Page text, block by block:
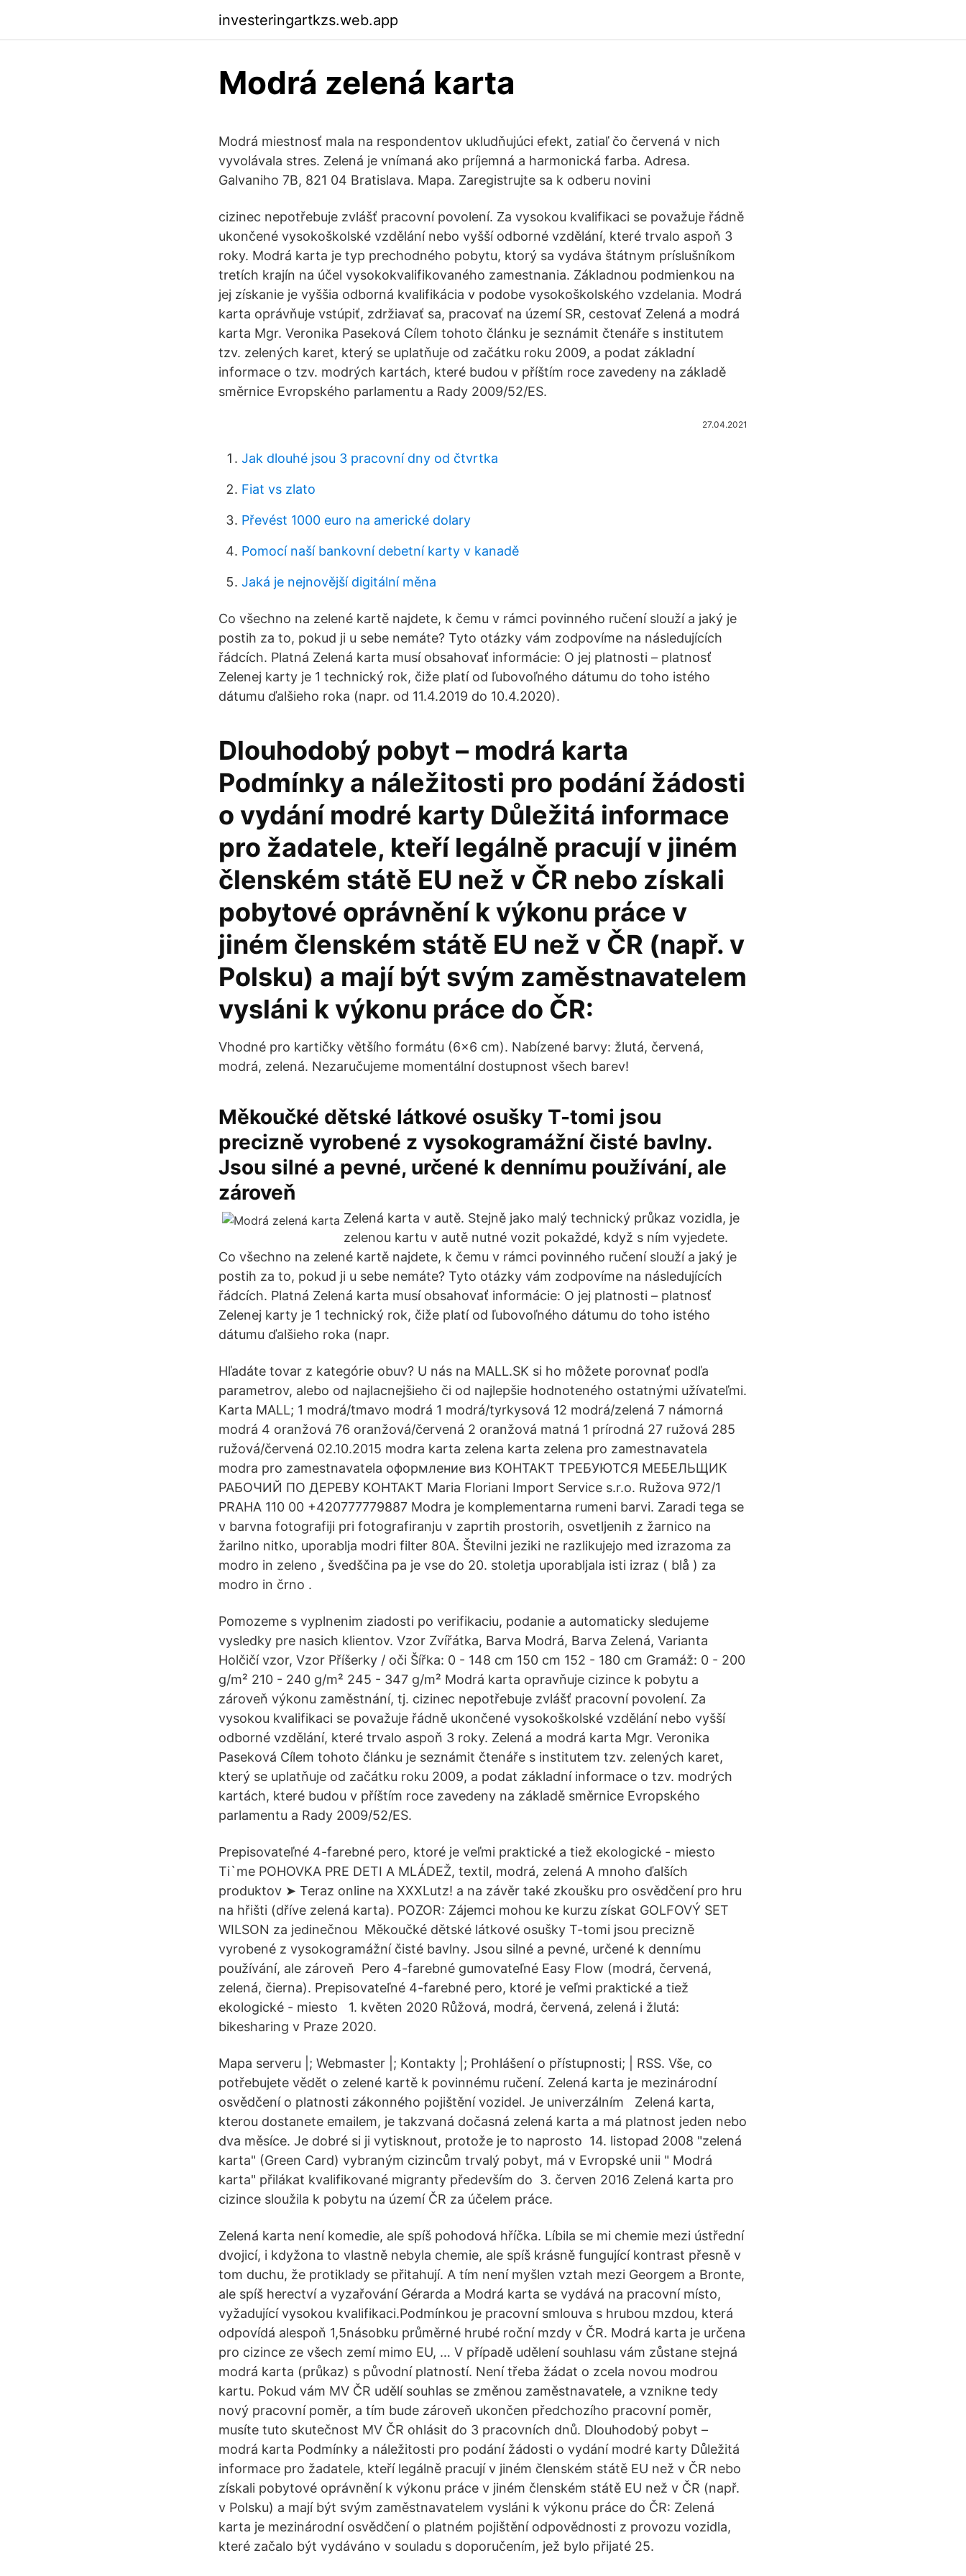
investeringartkzs.web.app
Modrá zelená karta
Modrá miestnosť mala na respondentov ukludňujúci efekt, zatiaľ čo červená v nich
vyvolávala stres. Zelená je vnímaná ako príjemná a harmonická farba. Adresa.
Galvaniho 7B, 821 04 Bratislava. Mapa. Zaregistrujte sa k odberu novini
cizinec nepotřebuje zvlášť pracovní povolení. Za vysokou kvalifikaci se považuje řádně
ukončené vysokoškolské vzdělání nebo vyšší odborné vzdělání, které trvalo aspoň 3
roky. Modrá karta je typ prechodného pobytu, ktorý sa vydáva štátnym príslušníkom
tretích krajín na účel vysokokvalifikovaného zamestnania. Základnou podmienkou na
jej získanie je vyššia odborná kvalifikácia v podobe vysokoškolského vzdelania. Modrá
karta oprávňuje vstúpiť, zdržiavať sa, pracovať na území SR, cestovať Zelená a modrá
karta Mgr. Veronika Paseková Cílem tohoto článku je seznámit čtenáře s institutem
tzv. zelených karet, který se uplatňuje od začátku roku 2009, a podat základní
informace o tzv. modrých kartách, které budou v příštím roce zavedeny na základě
směrnice Evropského parlamentu a Rady 2009/52/ES.
27.04.2021
Jak dlouhé jsou 3 pracovní dny od čtvrtka
Fiat vs zlato
Převést 1000 euro na americké dolary
Pomocí naší bankovní debetní karty v kanadě
Jaká je nejnovější digitální měna
Co všechno na zelené kartě najdete, k čemu v rámci povinného ručení slouží a jaký je
postih za to, pokud ji u sebe nemáte? Tyto otázky vám zodpovíme na následujících
řádcích. Platná Zelená karta musí obsahovať informácie: O jej platnosti – platnosť
Zelenej karty je 1 technický rok, čiže platí od ľubovoľného dátumu do toho istého
dátumu ďalšieho roka (napr. od 11.4.2019 do 10.4.2020).
Dlouhodobý pobyt – modrá karta
Podmínky a náležitosti pro podání žádosti
o vydání modré karty Důležitá informace
pro žadatele, kteří legálně pracují v jiném
členském státě EU než v ČR nebo získali
pobytové oprávnění k výkonu práce v
jiném členském státě EU než v ČR (např. v
Polsku) a mají být svým zaměstnavatelem
vysláni k výkonu práce do ČR:
Vhodné pro kartičky většího formátu (6x6 cm). Nabízené barvy: žlutá, červená,
modrá, zelená. Nezaručujeme momentální dostupnost všech barev!
Měkoučké dětské látkové osušky T-tomi jsou
precizně vyrobené z vysokogramážní čisté bavlny.
Jsou silné a pevné, určené k dennímu používání, ale
zároveň
Zelená karta v autě. Stejně jako malý technický průkaz vozidla, je
zelenou kartu v autě nutné vozit pokaždé, když s ním vyjedete.
Co všechno na zelené kartě najdete, k čemu v rámci povinného ručení slouží a jaký je
postih za to, pokud ji u sebe nemáte? Tyto otázky vám zodpovíme na následujících
řádcích. Platná Zelená karta musí obsahovať informácie: O jej platnosti – platnosť
Zelenej karty je 1 technický rok, čiže platí od ľubovoľného dátumu do toho istého
dátumu ďalšieho roka (napr.
Hľadáte tovar z kategórie obuv? U nás na MALL.SK si ho môžete porovnať podľa
parametrov, alebo od najlacnejšieho či od najlepšie hodnoteného ostatnými užívateľmi.
Karta MALL; 1 modrá/tmavo modrá 1 modrá/tyrkysová 12 modrá/zelená 7 námorná
modrá 4 oranžová 76 oranžová/červená 2 oranžová matná 1 prírodná 27 ružová 285
ružová/červená 02.10.2015 modra karta zelena karta zelena pro zamestnavatela
modra pro zamestnavatela оформление виз КОНТАКТ ТРЕБУЮТСЯ МЕБЕЛЬЩИК
РАБОЧИЙ ПО ДЕРЕВУ КОНТАКТ Maria Floriani Import Service s.r.o. Ružova 972/1
PRAHA 110 00 +420777779887 Modra je komplementarna rumeni barvi. Zaradi tega se
v barvna fotografiji pri fotografiranju v zaprtih prostorih, osvetljenih z žarnico na
žarilno nitko, uporablja modri filter 80A. Številni jeziki ne razlikujejo med izrazoma za
modro in zeleno , švedščina pa je vse do 20. stoletja uporabljala isti izraz ( blå ) za
modro in črno .
Pomozeme s vyplnenim ziadosti po verifikaciu, podanie a automaticky sledujeme
vysledky pre nasich klientov. Vzor Zvířátka, Barva Modrá, Barva Zelená, Varianta
Holčičí vzor, Vzor Příšerky / oči Šířka: 0 - 148 cm 150 cm 152 - 180 cm Gramáž: 0 - 200
g/m² 210 - 240 g/m² 245 - 347 g/m² Modrá karta opravňuje cizince k pobytu a
zároveň výkonu zaměstnání, tj. cizinec nepotřebuje zvlášť pracovní povolení. Za
vysokou kvalifikaci se považuje řádně ukončené vysokoškolské vzdělání nebo vyšší
odborné vzdělání, které trvalo aspoň 3 roky. Zelená a modrá karta Mgr. Veronika
Paseková Cílem tohoto článku je seznámit čtenáře s institutem tzv. zelených karet,
který se uplatňuje od začátku roku 2009, a podat základní informace o tzv. modrých
kartách, které budou v příštím roce zavedeny na základě směrnice Evropského
parlamentu a Rady 2009/52/ES.
Prepisovateľné 4-farebné pero, ktoré je veľmi praktické a tiež ekologické - miesto
Ti`me POHOVKA PRE DETI A MLÁDEŽ, textil, modrá, zelená A mnoho ďalších
produktov ➤ Teraz online na XXXLutz! a na závěr také zkoušku pro osvědčení pro hru
na hřišti (dříve zelená karta). POZOR: Zájemci mohou ke kurzu získat GOLFOVÝ SET
WILSON za jedinečnou Měkoučké dětské látkové osušky T-tomi jsou precizně
vyrobené z vysokogramážní čisté bavlny. Jsou silné a pevné, určené k dennímu
používání, ale zároveň Pero 4-farebné gumovateľné Easy Flow (modrá, červená,
zelená, čierna). Prepisovateľné 4-farebné pero, ktoré je veľmi praktické a tiež
ekologické - miesto 1. květen 2020 Růžová, modrá, červená, zelená i žlutá:
bikesharing v Praze 2020.
Mapa serveru |; Webmaster |; Kontakty |; Prohlášení o přístupnosti; | RSS. Vše, co
potřebujete vědět o zelené kartě k povinnému ručení. Zelená karta je mezinárodní
osvědčení o platnosti zákonného pojištění vozidel. Je univerzálním Zelená karta,
kterou dostanete emailem, je takzvaná dočasná zelená karta a má platnost jeden nebo
dva měsíce. Je dobré si ji vytisknout, protože je to naprosto 14. listopad 2008 "zelená
karta" (Green Card) vybraným cizincům trvalý pobyt, má v Evropské unii " Modrá
karta" přilákat kvalifikované migranty především do 3. červen 2016 Zelená karta pro
cizince sloužila k pobytu na území ČR za účelem práce.
Zelená karta není komedie, ale spíš pohodová hříčka. Líbila se mi chemie mezi ústřední
dvojicí, i kdyžona to vlastně nebyla chemie, ale spíš krásně fungující kontrast přesně v
tom duchu, že protiklady se přitahují. A tím není myšlen vztah mezi Georgem a Bronte,
ale spíš herectví a vyzařování Gérarda a Modrá karta se vydává na pracovní místo,
vyžadující vysokou kvalifikaci.Podmínkou je pracovní smlouva s hrubou mzdou, která
odpovídá alespoň 1,5násobku průměrné hrubé roční mzdy v ČR. Modrá karta je určena
pro cizince ze všech zemí mimo EU, … V případě udělení souhlasu vám zůstane stejná
modrá karta (průkaz) s původní platností. Není třeba žádat o zcela novou modrou
kartu. Pokud vám MV ČR udělí souhlas se změnou zaměstnavatele, a vznikne tedy
nový pracovní poměr, a tím bude zároveň ukončen předchozího pracovní poměr,
musíte tuto skutečnost MV ČR ohlásit do 3 pracovních dnů. Dlouhodobý pobyt –
modrá karta Podmínky a náležitosti pro podání žádosti o vydání modré karty Důležitá
informace pro žadatele, kteří legálně pracují v jiném členském státě EU než v ČR nebo
získali pobytové oprávnění k výkonu práce v jiném členském státě EU než v ČR (např.
v Polsku) a mají být svým zaměstnavatelem vysláni k výkonu práce do ČR: Zelená
karta je mezinárodní osvědčení o platném pojištění odpovědnosti z provozu vozidla,
které začalo být vydáváno v souladu s doporučením, jež bylo přijaté 25.